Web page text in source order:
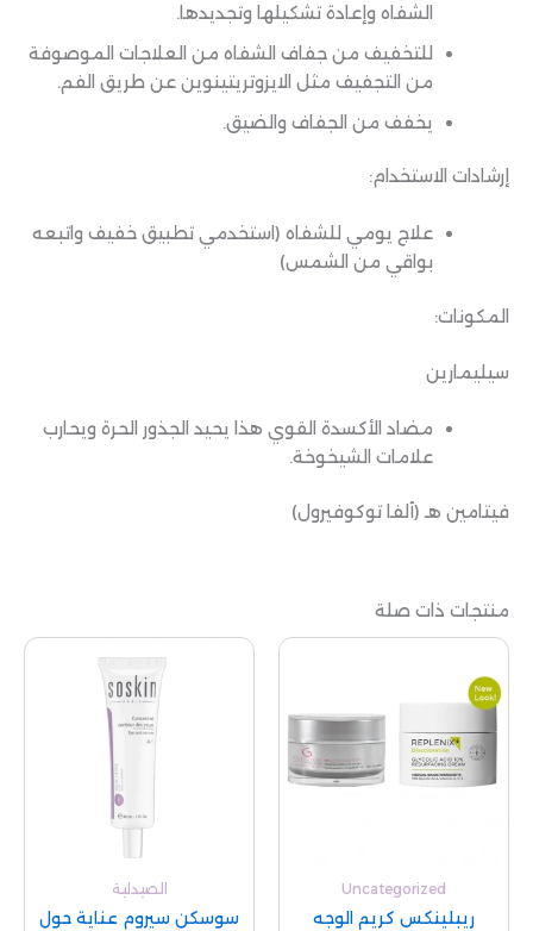
الشفاه وإعادة تشكيلها وتجديدها.
للتخفيف من جفاف الشفاه من العلاجات الموصوفة
من التجفيف مثل الايزوتريتينوين عن طريق الفم.
يخفف من الجفاف والضيق.
إرشادات الاستخدام:
علاج يومي للشفاه (استخدمي تطبيق خفيف واتبعه
بواقي من الشمس)
المكونات:
سيليمارين
مضاد الأكسدة القوي هذا يحيد الجذور الحرة ويحارب
علامات الشيخوخة.
فيتامين هـ (ألفا توكوفيرول)
منتجات ذات صلة
Uncategorized
ريبلينكس كريم الوجه
الصيدلية
سوسكن سيروم عناية حول